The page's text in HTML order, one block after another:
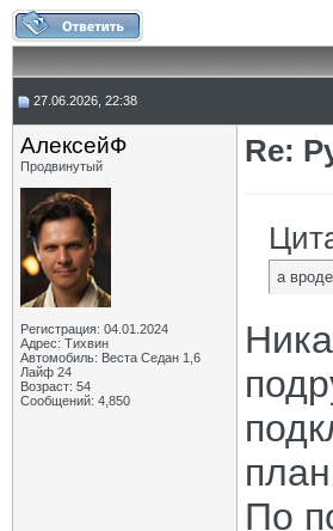
27.06.2026, 22:38
АлексейФ
Продвинутый
Регистрация: 04.01.2024
Адрес: Тихвин
Автомобиль: Веста Седан 1,6
Лайф 24
Возраст: 54
Сообщений: 4,850
Re:
а
По